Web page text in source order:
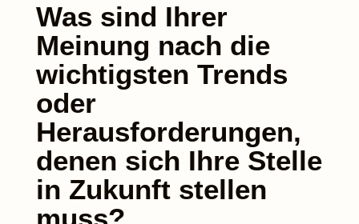
Was sind Ihrer
Meinung nach die
wichtigsten Trends
oder
Herausforderungen,
denen sich Ihre Stelle
in Zukunft stellen